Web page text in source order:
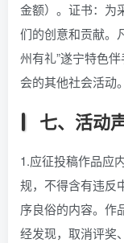
金额）。证书：为
们的创意和贡献。
州有礼”遂宁特色
会的其他社会活动。
七、活动
1.应征投稿作品应
规，不得含有违反
序良俗的内容。作
经发现，取消评奖